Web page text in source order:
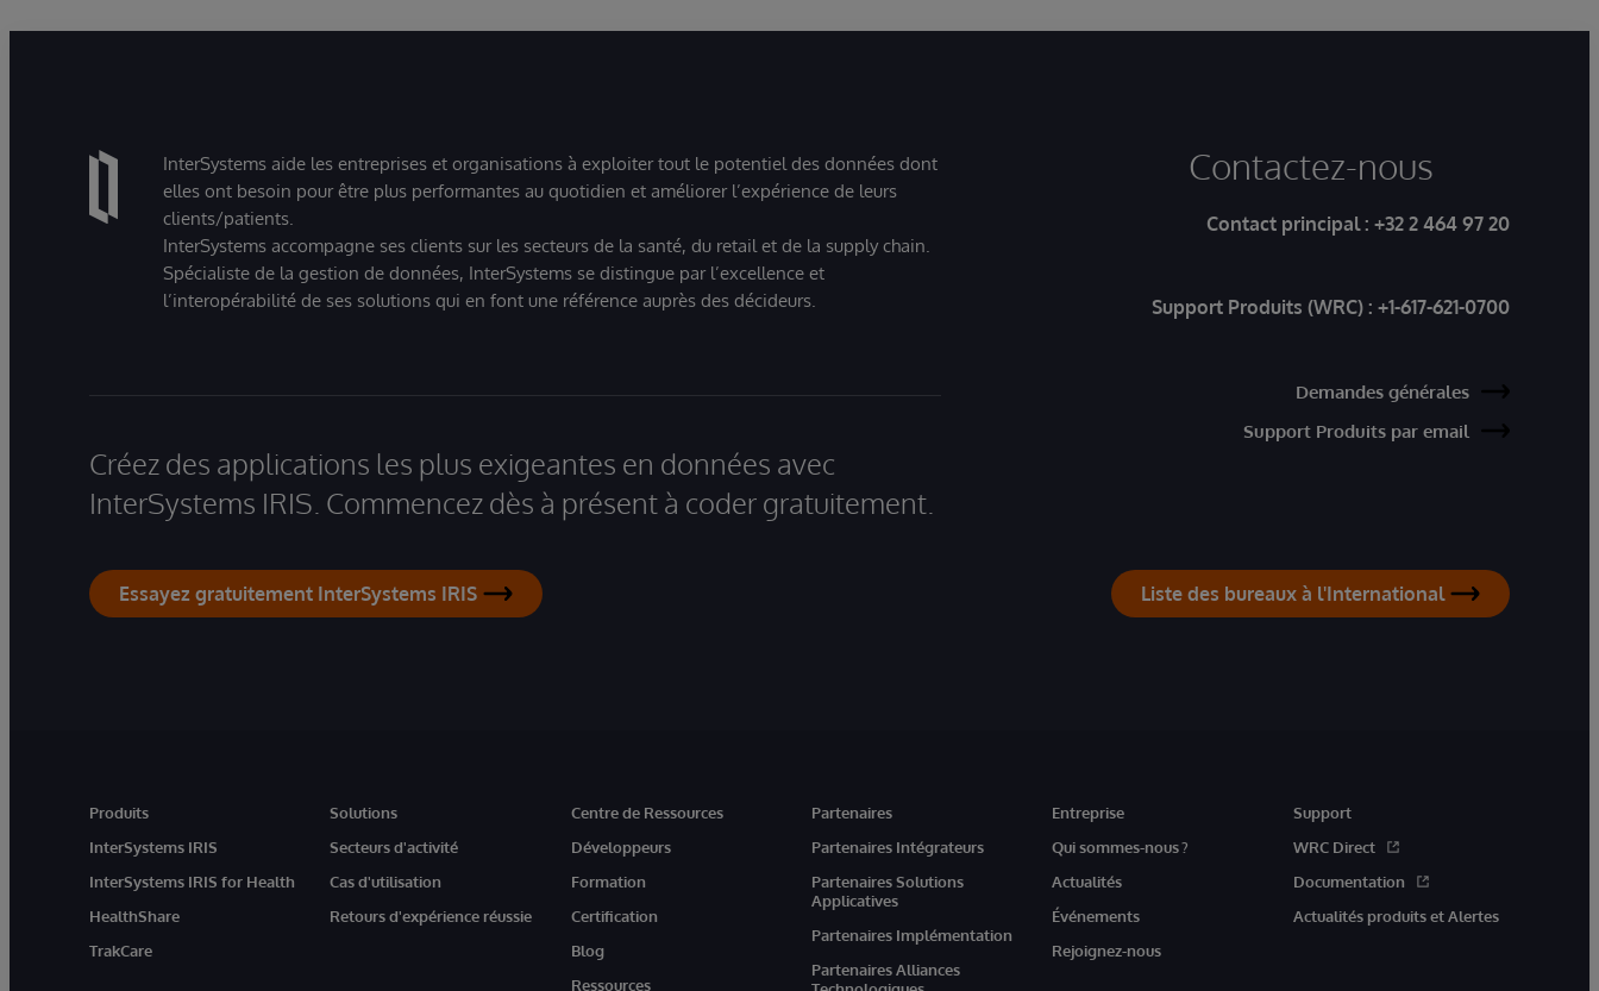
InterSystems aide les entreprises et organisations à exploiter tout le potentiel des données dont
elles ont besoin pour être plus performantes au quotidien et améliorer l’expérience de leurs
clients/patients.
InterSystems accompagne ses clients sur les secteurs de la santé, du retail et de la supply chain.
Spécialiste de la gestion de données, InterSystems se distingue par l’excellence et
l’interopérabilité de ses solutions qui en font une référence auprès des décideurs.
Créez des applications les plus exigeantes en données avec
InterSystems IRIS. Commencez dès à présent à coder gratuitement.
Essayez gratuitement InterSystems IRIS
Contactez-nous
Contact principal : +32 2 464 97 20
Support Produits (WRC) : +1-617-621-0700
Demandes générales
Support Produits par email
Liste des bureaux à l'International
Produits
InterSystems IRIS
InterSystems IRIS for Health
HealthShare
TrakCare
Solutions
Secteurs d'activité
Cas d'utilisation
Retours d'expérience réussie
Centre de Ressources
Développeurs
Formation
Certification
Blog
Ressources
Partenaires
Partenaires Intégrateurs
Partenaires Solutions
Applicatives
Partenaires Implémentation
Partenaires Alliances
Entreprise
Qui sommes-nous ?
Actualités
Événements
Rejoignez-nous
Support
WRC Direct
Documentation
Actualités produits et Alertes